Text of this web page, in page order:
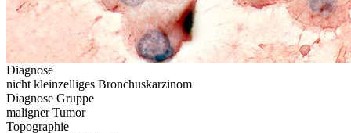
Diagnose
nicht kleinzelliges Bronchuskarzinom
Diagnose Gruppe
maligner Tumor
Topographie